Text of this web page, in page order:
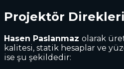
Projektör
Hasen Paslanmaz olarak
kalitesi, statik hesaplar ve
ise şu şekildedir: